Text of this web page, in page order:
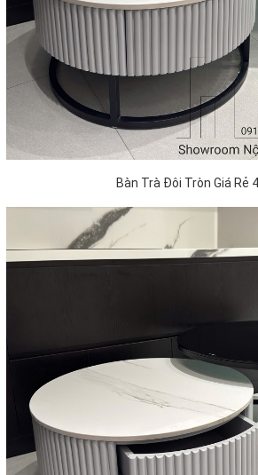
Bàn Trà Đôi Tròn Giá Rẻ